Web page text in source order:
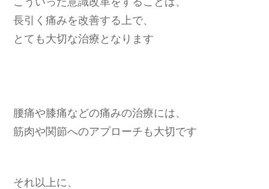
長引く痛みを改善する上で、
とても大切な治療となります
腰痛や膝痛などの痛みの治療には、
筋肉や関節へのアプローチも大切です
それ以上に、